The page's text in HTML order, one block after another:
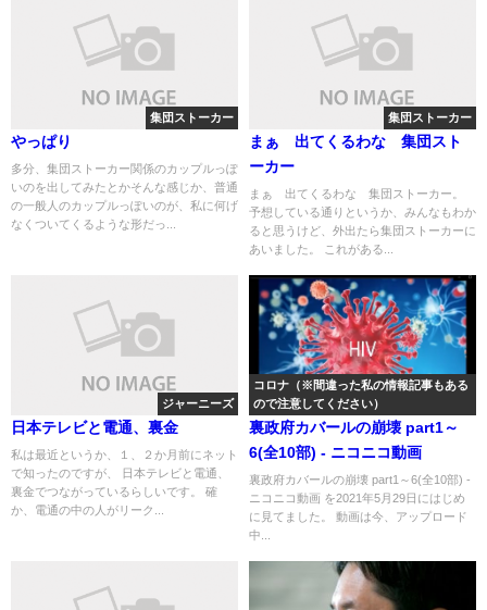
集団ストーカー
やっぱり
多分、集団ストーカー関係のカップルっぽ
いのを出してみたとかそんな感じか、普通
の一般人のカップルっぽいのが、私に何げ
なくついてくるような形だっ...
集団ストーカー
まぁ 出てくるわな 集団スト
ーカー
まぁ 出てくるわな 集団ストーカー。
予想している通りというか、みんなもわか
ると思うけど、外出たら集団ストーカーに
あいました。 これがある...
ジャーニーズ
日本テレビと電通、裏金
私は最近というか、１、２か月前にネット
で知ったのですが、 日本テレビと電通、
裏金でつながっているらしいです。 確
か、電通の中の人がリーク...
コロナ（※間違った私の情報記事もある
ので注意してください）
裏政府カバールの崩壊 part1～
6(全10部) - ニコニコ動画
裏政府カバールの崩壊 part1～6(全10部) -
ニコニコ動画 を2021年5月29日にはじめ
に見てました。 動画は今、アップロード
中...